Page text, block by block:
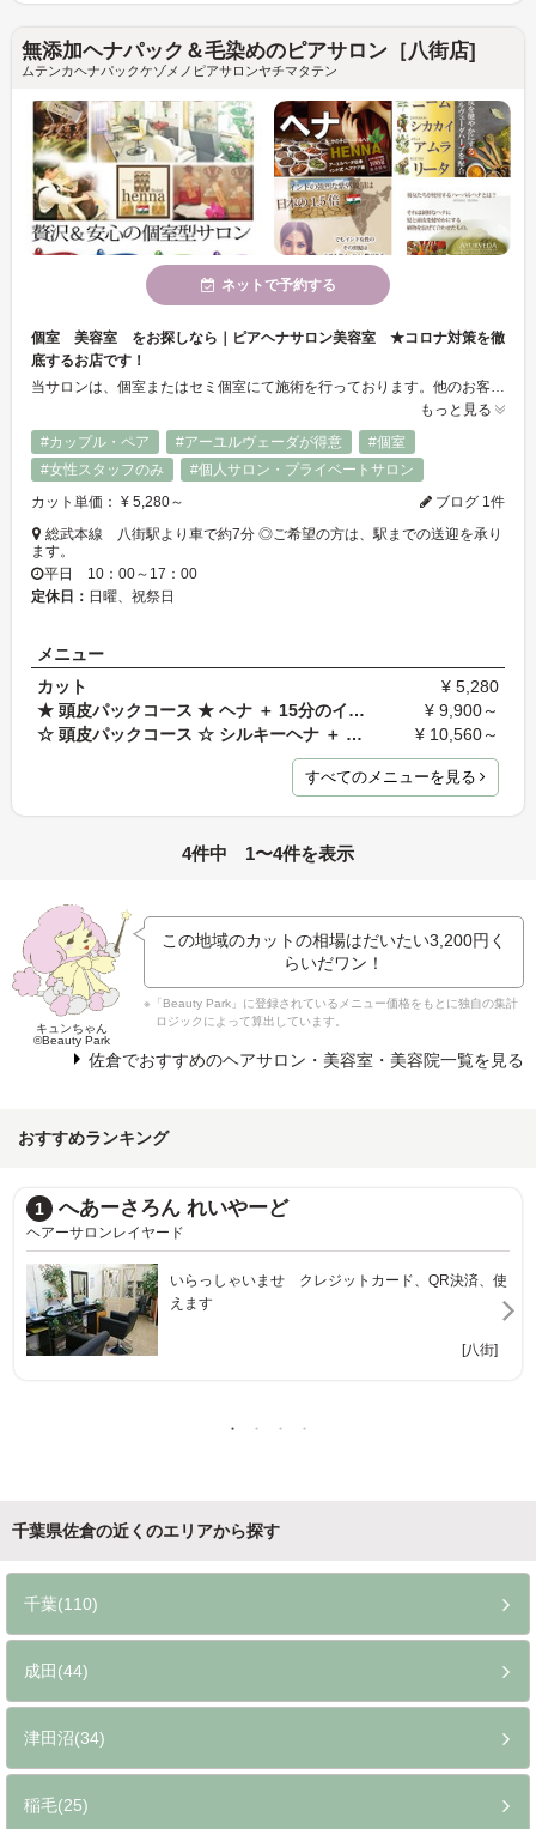
無添加ヘナパック＆毛染めのピアサロン［八街店]
ムテンカヘナパックケゾメノピアサロンヤチマタテン
ネットで予約する
個室 美容室 をお探しなら｜ピアヘナサロン美容室 ★コロナ対策を徹
底するお店です！
当サロンは、個室またはセミ個室にて施術を行っております。他のお客様との接触機会を最低限にするように努めております。ご来店時から、カット～施術、ティータイム、最後のお会計時までお一人の空間を確保しております。★ 店内、スタッフでは数十項目に及ぶ感染症対策を実施しております。当サロンのホームページでご確認いただけます。 ＞ ご予約の際にはご希望のお席タイプ（個室、セ三個室）のご希望をお知らせください。
もっと見る
#カップル・ペア
#アーユルヴェーダが得意
#個室
#女性スタッフのみ
#個人サロン・プライベートサロン
カット単価： ¥ 5,280～
ブログ 1件
総武本線 八街駅より車で約7分 ◎ご希望の方は、駅までの送迎を承り
ます。
平日 10：00～17：00
定休日： 日曜、祝祭日
メニュー
カット
¥ 5,280
★ 頭皮パックコース ★ ヘナ ＋ 15分のインド式ヘッド…
¥ 9,900～
☆ 頭皮パックコース ☆ シルキーヘナ ＋ 15分のインド…
¥ 10,560～
すべてのメニューを見る
4件中 1〜4件を表示
キュンちゃん
©Beauty Park
この地域のカットの相場はだいたい3,200円 く
らいだワン！
※「Beauty Park」に登録されているメニュー価格をもとに独自の集計
ロジックによって算出しています。
佐倉でおすすめのヘアサロン・美容室・美容院一覧を見る
おすすめランキング
トカード、QR決済、使
[八街]
2 Lish 佐倉店
《佐倉駅／お子様も◎》イル
掲載あり！お客様の「なり
千葉県佐倉の近くのエリアから探す
千葉(110)
成田(44)
津田沼(34)
稲毛(25)